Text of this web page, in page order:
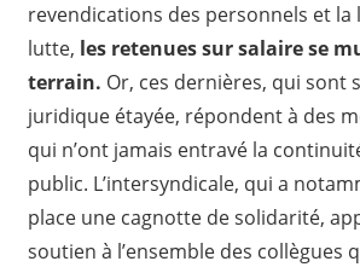
revendications des personnels et
lutte, les retenues sur salaire se
terrain. Or, ces dernières, qui sont
juridique étayée, répondent à des
qui n’ont jamais entravé la
public. L’intersyndicale, qui a
place une cagnotte de solidarité,
soutien à l’ensemble des collègues